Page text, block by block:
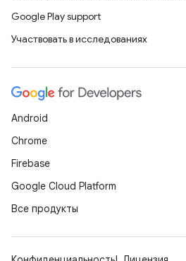
Google Play support
Участвовать в исследованиях
Android
Chrome
Firebase
Google Cloud Platform
Все продукты